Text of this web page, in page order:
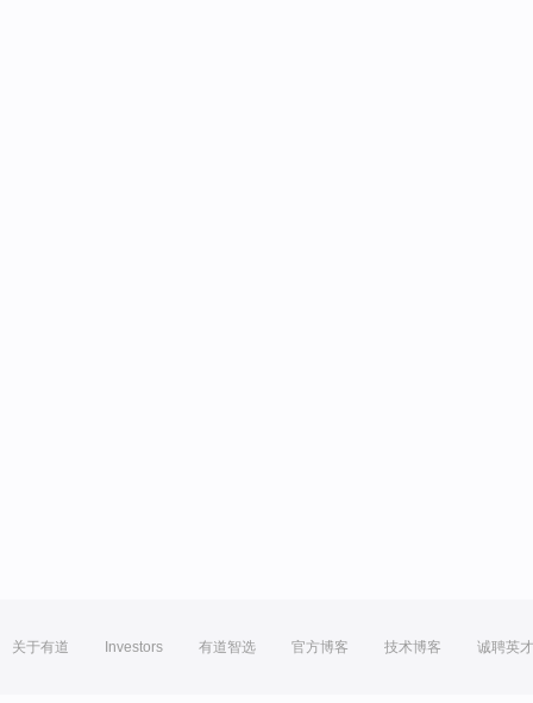
关于有道 Investors 有道智选 官方博客 技术博客 诚聘英才